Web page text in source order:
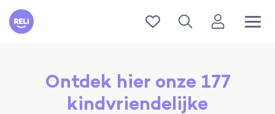
Reli
Ontdek hier onze 177
kindvriendelijke